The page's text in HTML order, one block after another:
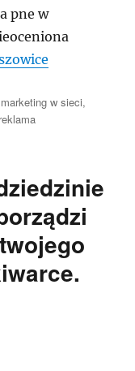
pne w
Tagi
marketing w sieci,